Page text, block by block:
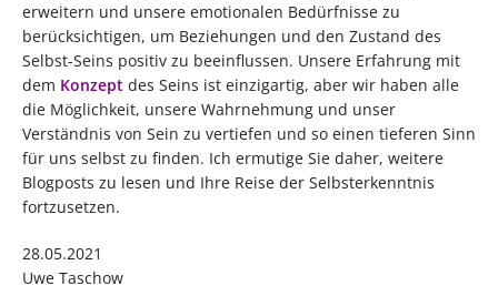
erweitern und unsere emotionalen Bedürfnisse zu
berücksichtigen, um Beziehungen und den Zustand des
Selbst-Seins positiv zu beeinflussen. Unsere Erfahrung mit
dem Konzept des Seins ist einzigartig, aber wir haben alle
die Möglichkeit, unsere Wahrnehmung und unser
Verständnis von Sein zu vertiefen und so einen tieferen Sinn
für uns selbst zu finden. Ich ermutige Sie daher, weitere
Blogposts zu lesen und Ihre Reise der Selbsterkenntnis
fortzusetzen.
28.05.2021
Uwe Taschow